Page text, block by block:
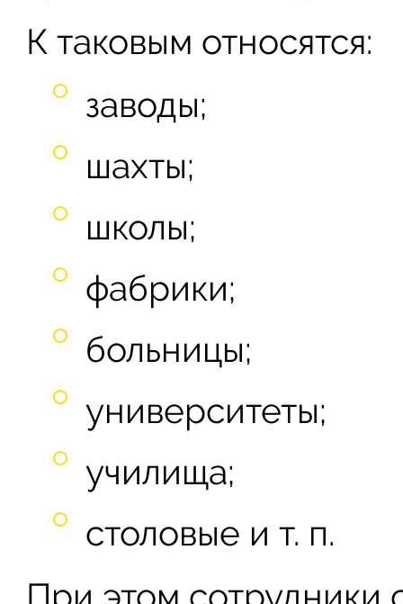
К таковым относятся:
заводы;
шахты;
школы;
фабрики;
больницы;
университеты;
училища;
столовые и т. п.